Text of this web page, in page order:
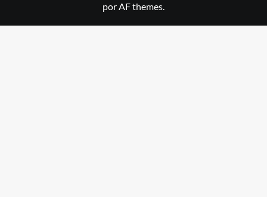
por AF themes.